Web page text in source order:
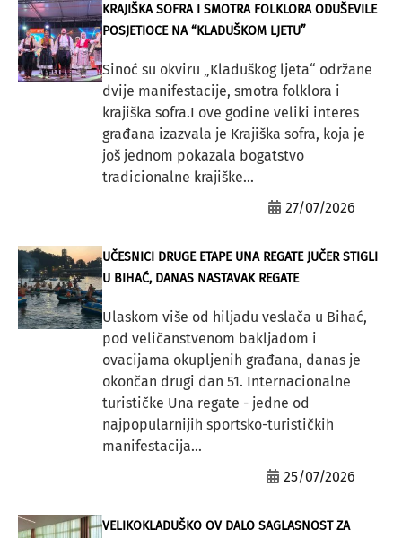
KRAJIŠKA SOFRA I SMOTRA FOLKLORA ODUŠEVILE
POSJETIOCE NA “KLADUŠKOM LJETU”
Sinoć su okviru „Kladuškog ljeta“ održane
dvije manifestacije, smotra folklora i
krajiška sofra.I ove godine veliki interes
građana izazvala je Krajiška sofra, koja je
još jednom pokazala bogatstvo
tradicionalne krajiške...
27/07/2026
UČESNICI DRUGE ETAPE UNA REGATE JUČER STIGLI
U BIHAĆ, DANAS NASTAVAK REGATE
Ulaskom više od hiljadu veslača u Bihać,
pod veličanstvenom bakljadom i
ovacijama okupljenih građana, danas je
okončan drugi dan 51. Internacionalne
turističke Una regate - jedne od
najpopularnijih sportsko-turističkih
manifestacija...
25/07/2026
VELIKOKLADUŠKO OV DALO SAGLASNOST ZA